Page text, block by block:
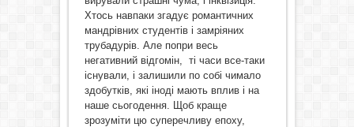
Хтось навпаки згадує романтичних
мандрівних студентів і замріяних
трубадурів. Але попри весь
негативний відгомін, ті часи все-таки
існували, і залишили по собі чимало
здобутків, які іноді мають вплив і на
наше сьогодення. Щоб краще
зрозуміти цю суперечливу епоху,